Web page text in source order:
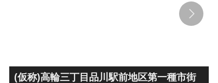
キ」！！2028年春頃の開通を
目指しデザインイメージを公
(仮称)高輪三丁目品川駅前地区第一種市街